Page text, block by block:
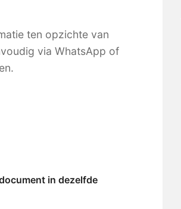
ten opzichte van
via WhatsApp of
in dezelfde